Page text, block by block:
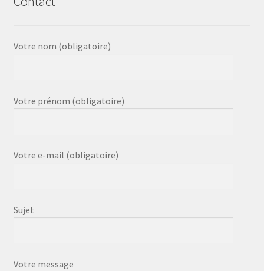
Votre nom (obligatoire)
Votre prénom (obligatoire)
Votre e-mail (obligatoire)
Sujet
Votre message